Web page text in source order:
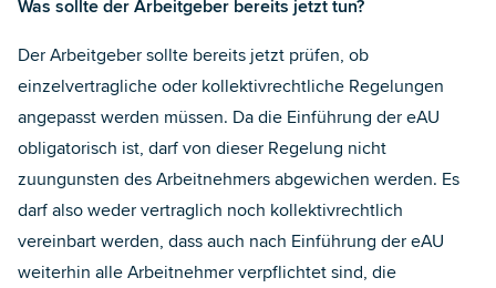
Was sollte der Arbeitgeber bereits jetzt tun?
Der Arbeitgeber sollte bereits jetzt prüfen, ob
einzelvertragliche oder kollektivrechtliche Regelungen
angepasst werden müssen. Da die Einführung der eAU
obligatorisch ist, darf von dieser Regelung nicht
zuungunsten des Arbeitnehmers abgewichen werden. Es
darf also weder vertraglich noch kollektivrechtlich
vereinbart werden, dass auch nach Einführung der eAU
weiterhin alle Arbeitnehmer verpflichtet sind, die